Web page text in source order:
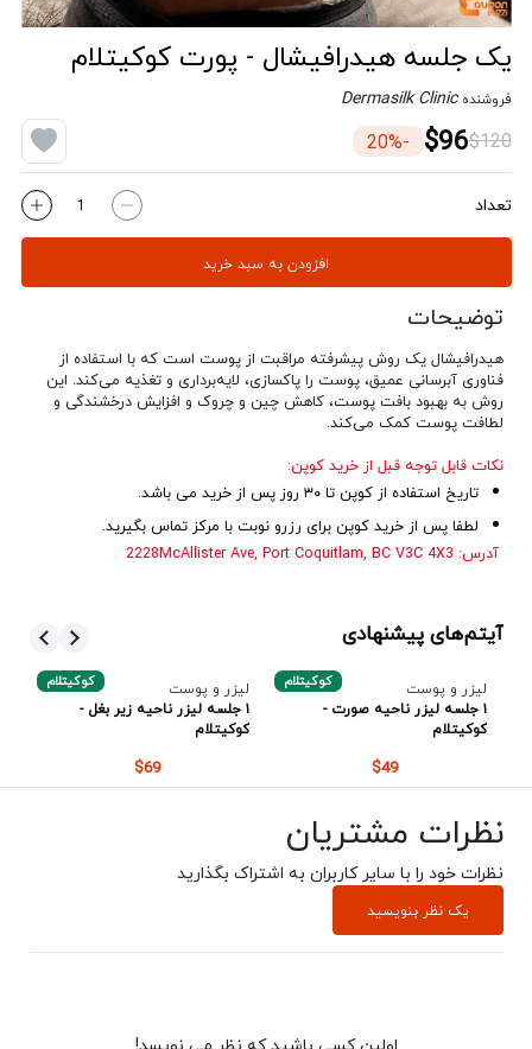
یک جلسه هیدرافیشال - پورت کوکیتلام
فروشنده Dermasilk Clinic
$120
$96
-20%
تعداد
افزودن به سبد خرید
توضیحات
هیدرافیشال یک روش پیشرفته مراقبت از پوست است که با استفاده از
فناوری آبرسانی عمیق، پوست را پاکسازی، لایه‌برداری و تغذیه می‌کند. این
روش به بهبود بافت پوست، کاهش چین و چروک و افزایش درخشندگی و
لطافت پوست کمک می‌کند.
نکات قابل توجه قبل از خرید کوپن:
تاریخ استفاده از کوپن تا ۳۰ روز پس از خرید می باشد.
لطفا پس از خرید کوپن برای رزرو نوبت با مرکز تماس بگیرید.
آدرس: 2228McAllister Ave, Port Coquitlam, BC V3C 4X3
آیتم‌های پیشنهادی
کوکیتلام
لیزر و پوست
۱ جلسه لیزر ناحیه صورت -
کوکیتلام
$49
کوکیتلام
لیزر و پوست
۱ جلسه لیزر ناحیه زیر بغل -
کوکیتلام
$69
نظرات مشتریان
نظرات خود را با سایر کاربران به اشتراک بگذارید
یک نظر بنویسید